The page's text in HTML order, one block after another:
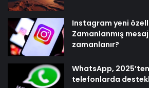
Instagram yeni
Zamanlanmış
zamanlanır?
WhatsApp,
telefonlarda